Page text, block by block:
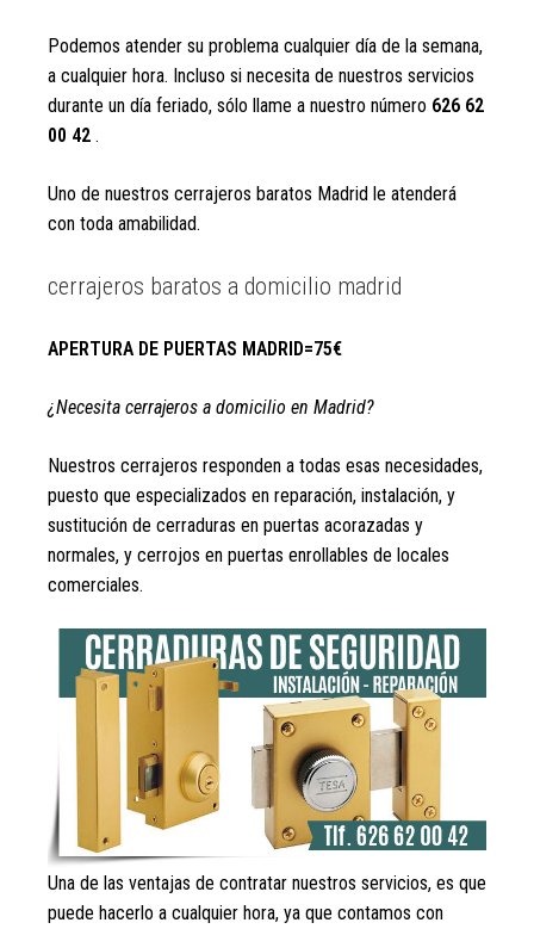
Podemos atender su problema cualquier día de la semana,
a cualquier hora. Incluso si necesita de nuestros servicios
durante un día feriado, sólo llame a nuestro número 626 62
00 42 .
Uno de nuestros cerrajeros baratos Madrid le atenderá
con toda amabilidad.
cerrajeros baratos a domicilio madrid
APERTURA DE PUERTAS MADRID=75€
¿Necesita cerrajeros a domicilio en Madrid?
Nuestros cerrajeros responden a todas esas necesidades,
puesto que especializados en reparación, instalación, y
sustitución de cerraduras en puertas acorazadas y
normales, y cerrojos en puertas enrollables de locales
comerciales.
Una de las ventajas de contratar nuestros servicios, es que
puede hacerlo a cualquier hora, ya que contamos con